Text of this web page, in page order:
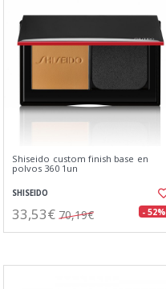
Shiseido custom finish base en
polvos 360 1un
SHISEIDO
33,53€ 70,19€ - 52%